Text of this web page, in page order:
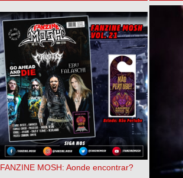
FANZINE MOSH: Aonde encontrar?